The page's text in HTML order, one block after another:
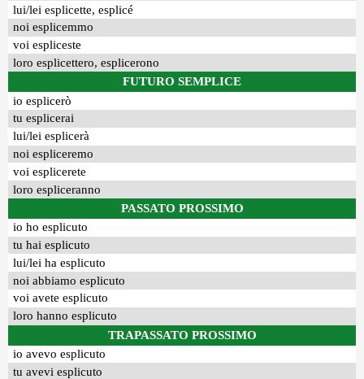
lui/lei esplicette, esplicé
noi esplicemmo
voi espliceste
loro esplicettero, esplicerono
FUTURO SEMPLICE
io esplicerò
tu esplicerai
lui/lei esplicerà
noi espliceremo
voi esplicerete
loro espliceranno
PASSATO PROSSIMO
io ho esplicuto
tu hai esplicuto
lui/lei ha esplicuto
noi abbiamo esplicuto
voi avete esplicuto
loro hanno esplicuto
TRAPASSATO PROSSIMO
io avevo esplicuto
tu avevi esplicuto